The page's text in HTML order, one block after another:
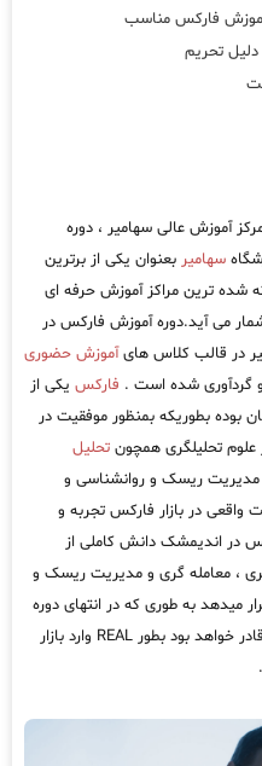
فارکس مناسب
تحریم
آموزش عالی سهامیر ، دوره
سهامیر بعنوان یکی از برترین
شده ترین مراکز آموزش حرفه ای
می آید.دوره آموزش فارکس در
در قالب کلاس هایآموزش حضوری
گردآوری شده است . فارکس یکی از
بطوریکه بمنظور موفقیت در
علوم تحلیلگری همچون تحلیل
مدیریت ریسک و روانشناسی و
واقعی در بازار فارکس تجربه و
در اندیمشک دانش کاملی از
، معامله گری و مدیریت ریسک و
میدهد به طوری که در انتهای دوره
اموزش فارکس در اندیمشک دانشپذیر قادر خواهد بود بطور REAL وارد بازار